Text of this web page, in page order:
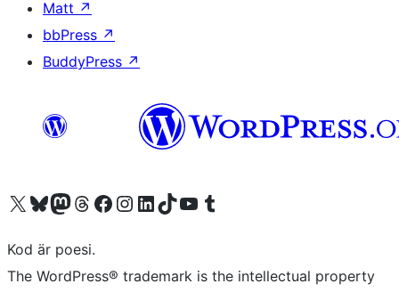
Matt ↗
bbPress ↗
BuddyPress ↗
Besök vår X-konto (f.d. Twitter)
Besök vårt Bluesky-konto
Besök vårt Mastodon-konto
Besök vårt Thread-konto
Besök vår Facebook-sidaBesök vårt Instagram-konto
Besök vårt LinkedIn-konto
Besök vårt TikTok-konto
Besök vår YouTube-kanalBesök vårt Tumblr-konto
Kod är poesi.
The WordPress® trademark is the intellectual property